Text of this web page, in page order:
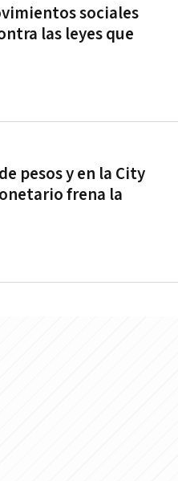
sociales
las leyes que
pesos y en la City
frena la